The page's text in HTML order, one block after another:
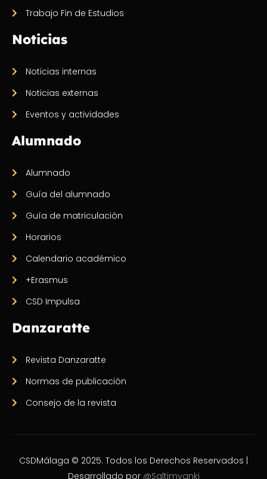
Trabajo Fin de Estudios
Noticias
Noticias internas
Noticias externas
Eventos y actividades
Alumnado
Alumnado
Guía del alumnado
Guía de matriculación
Horarios
Calendario académico
+Erasmus
CSD Impulsa
Danzaratte
Revista Danzaratte
Normas de publicación
Consejo de la revista
CSDMálaga © 2025. Todos los Derechos Reservados |
Desarrollado por @Saltimvanki